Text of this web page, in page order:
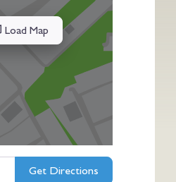
Load Map
Get Directions